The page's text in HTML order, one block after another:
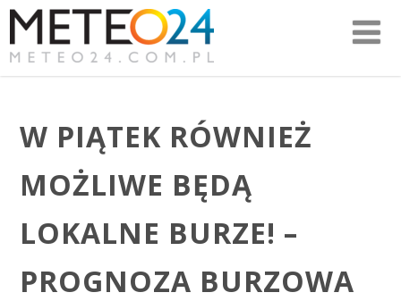
W PIĄTEK RÓWNIEŻ
MOŻLIWE BĘDĄ
LOKALNE BURZE! –
PROGNOZA BURZOWA